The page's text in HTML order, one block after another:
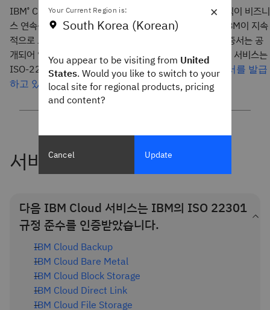
IBM® Cloud 인프라스트럭처 서비스의 22301 인증은 조직이 비즈니
스 연속성 기능에 대해 요구하는 사항들을 충족하기 위해 IBM이 지속
적으로 노력하고 있음을 나타냅니다. IBM ISO 22301 인증서는 공
개되어 있으며 일반적으로 사용할 수 있습니다. 아래 나열된 서비스는
ISO-22301 인증을 받았으며, 매년 1회 이상 ISO 인증서를 발급
하고 있습니다 .
서비스
다음 IBM Cloud 서비스는 IBM의 ISO 22301
규정 준수를 인증받았습니다.
IBM Cloud Backup
IBM Cloud Bare Metal
IBM Cloud Block Storage
IBM Cloud Direct Link
IBM Cloud File Storage
×
Your Current Region is:
South Korea (Korean)
You appear to be visiting from United
States. Would you like to switch to your
local site for regional products, pricing
and content?
Cancel Update